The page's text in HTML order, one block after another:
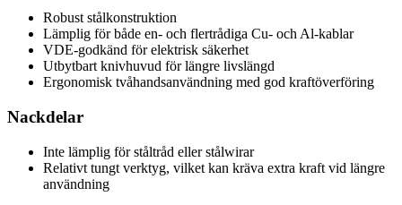
Robust stålkonstruktion
Lämplig för både en- och flertrådiga Cu- och Al-kablar
VDE-godkänd för elektrisk säkerhet
Utbytbart knivhuvud för längre livslängd
Ergonomisk tvåhandsanvändning med god kraftöverföring
Nackdelar
Inte lämplig för ståltråd eller stålwirar
Relativt tungt verktyg, vilket kan kräva extra kraft vid längre
användning